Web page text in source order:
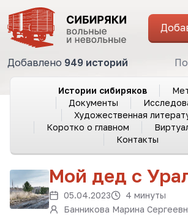
Добавлено 949 историй
Истории сибиряков
Документы
Художественная
Коротко о главном
Контакты
Мой дед с
05.04.2023
4 минуты
Банникова Марина